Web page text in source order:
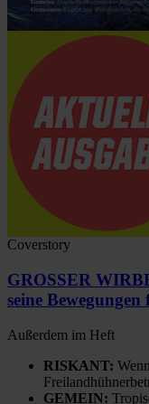
Coverstory
GROSSER
seine Bewegungen
Außerdem im Heft
RISKANT:
GEMEIN: